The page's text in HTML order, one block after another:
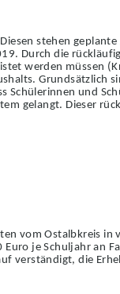
stehen
Durch die
werden müssen
Grundsätzlich
Schülerinnen und
gelangt. Dieser
vom Ostalbkreis in
Euro je Schuljahr an
verständigt, die